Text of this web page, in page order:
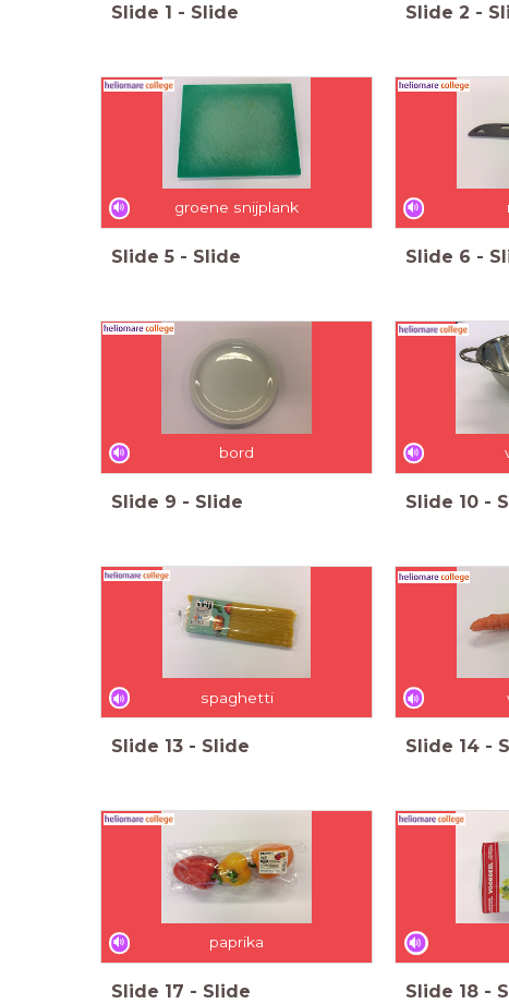
Slide 1 - Slide Slide 2 -
groene snijplank
Slide 5 - Slide Slide 6 -
bord
Slide 9 - Slide Slide 10 -
spaghetti
Slide 13 - Slide Slide 14 -
paprika
Slide 17 - Slide Slide 18 -